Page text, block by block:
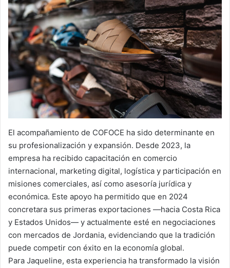
El acompañamiento de COFOCE ha sido determinante en
su profesionalización y expansión. Desde 2023, la
empresa ha recibido capacitación en comercio
internacional, marketing digital, logística y participación en
misiones comerciales, así como asesoría jurídica y
económica. Este apoyo ha permitido que en 2024
concretara sus primeras exportaciones —hacia Costa Rica
y Estados Unidos— y actualmente esté en negociaciones
con mercados de Jordania, evidenciando que la tradición
puede competir con éxito en la economía global.
Para Jaqueline, esta experiencia ha transformado la visión